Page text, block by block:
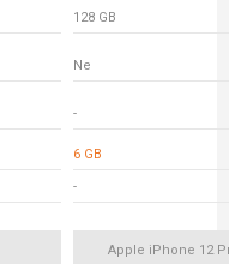
128 GB
Ne
-
6 GB
-
Apple iPhone 12